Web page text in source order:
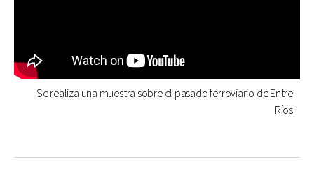
Se realiza una muestra sobre el pasado ferroviario de Entre
Ríos